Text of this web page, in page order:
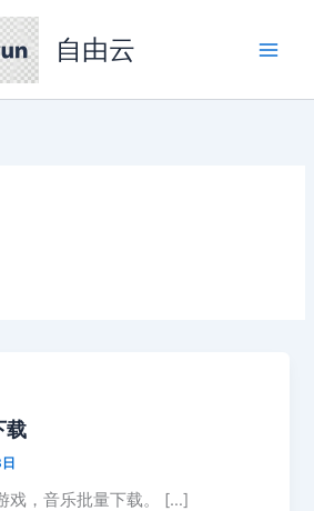
自由云
载
戏，音乐批量下载。 […]